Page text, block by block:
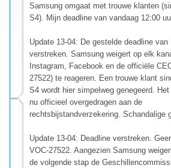
Samsung omgaat met trouwe klanten
S4). Mijn deadline van vandaag 12:00
Update 13-04: De gestelde deadline van
verstreken. Samsung weigert op elk
Instagram, Facebook en de officiële
27522) te reageren. Een trouwe klant
S4 wordt hier simpelweg genegeerd.
nu officieel overgedragen aan de
rechtsbijstandverzekering. Schandalige
Update 13-04: Deadline verstreken.
VOC-27522. Aangezien Samsung
de volgende stap de